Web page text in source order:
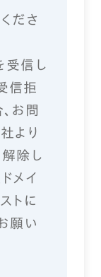
ださ
受信し
信拒
お問
より
解除し
メイ
トに
願い